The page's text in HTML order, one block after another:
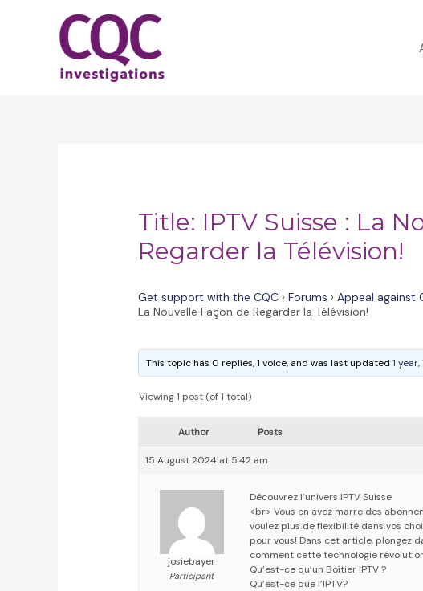
Title: IPTV Suisse : La
Regarder la Télévision!
Get support with the CQC › Forums › Appeal against
La Nouvelle Façon de Regarder la Télévision!
This topic has 0 replies, 1 voice, and was last updated1
Viewing 1 post (of 1 total)
Author Posts
15 August 2024 at 5:42 am
josiebayer
Participant
Découvrez l’univers IPTV Suisse
<br> Vous en avez marre des
voulez plus de flexibilité dans vos
pour vous! Dans cet article, plongez
comment cette technologie
Qu’est-ce qu’un Boîtier IPTV ?
Qu’est-ce que l’IPTV?